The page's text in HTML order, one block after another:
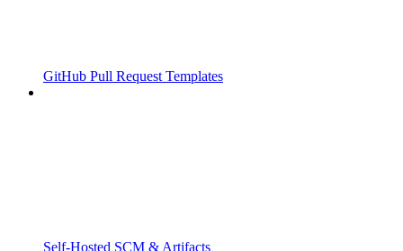
GitHub Pull Request Templates
Self-Hosted SCM & Artifacts